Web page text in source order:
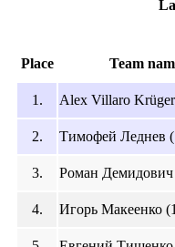
Place Team
1. Alex Villaro
2. Тимофей Леднев
3. Роман Демидович
4. Игорь Макеенко